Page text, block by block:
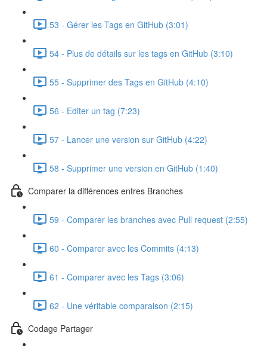
53 - Gérer les Tags en GitHub (3:01)
54 - Plus de détails sur les tags en GitHub (3:10)
55 - Supprimer des Tags en GitHub (4:10)
56 - Editer un tag (7:23)
57 - Lancer une version sur GitHub (4:22)
58 - Supprimer une version en GitHub (1:40)
Comparer la différences entres Branches
59 - Comparer les branches avec Pull request (2:55)
60 - Comparer avec les Commits (4:13)
61 - Comparer avec les Tags (3:06)
62 - Une véritable comparaison (2:15)
Codage Partager